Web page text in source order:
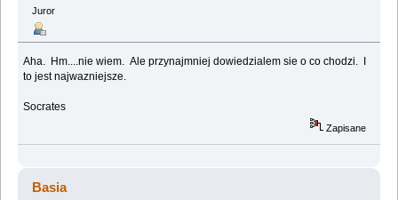
Juror
Aha. Hm....nie wiem. Ale przynajmniej dowiedzialem sie o co chodzi. I
to jest najwazniejsze.
Socrates
Zapisane
Basia